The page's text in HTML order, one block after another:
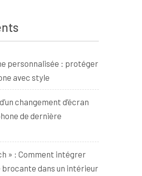
personnalisée : protéger
avec style
changement d’écran
de dernière
» : Comment intégrer
brocante dans un intérieur